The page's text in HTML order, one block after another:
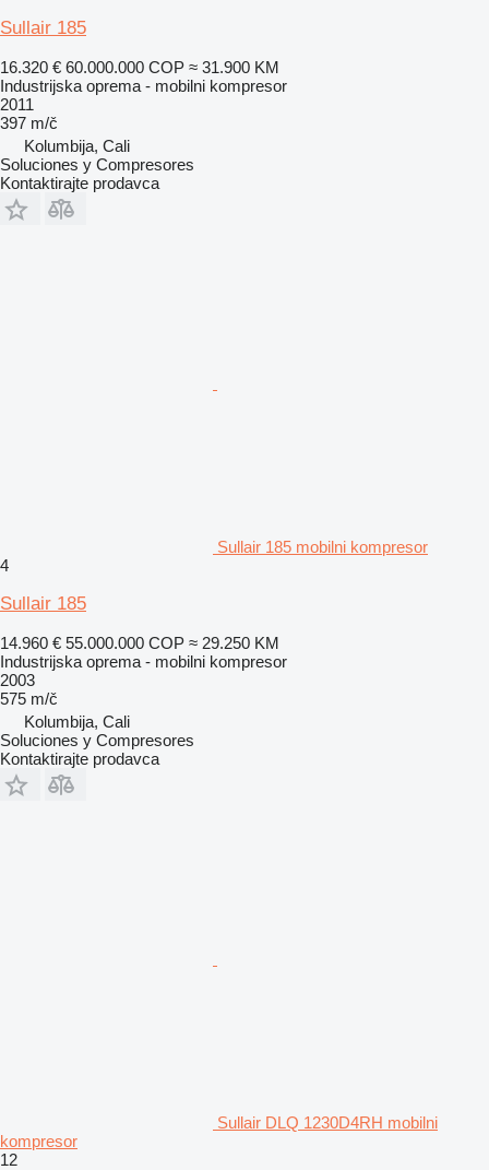
Sullair 185
16.320 € 60.000.000 COP ≈ 31.900 KM
Industrijska oprema - mobilni kompresor
2011
397 m/č
Kolumbija, Cali
Soluciones y Compresores
Kontaktirajte prodavca
Sullair 185 mobilni kompresor
4
Sullair 185
14.960 € 55.000.000 COP ≈ 29.250 KM
Industrijska oprema - mobilni kompresor
2003
575 m/č
Kolumbija, Cali
Soluciones y Compresores
Kontaktirajte prodavca
Sullair DLQ 1230D4RH mobilni
kompresor
12